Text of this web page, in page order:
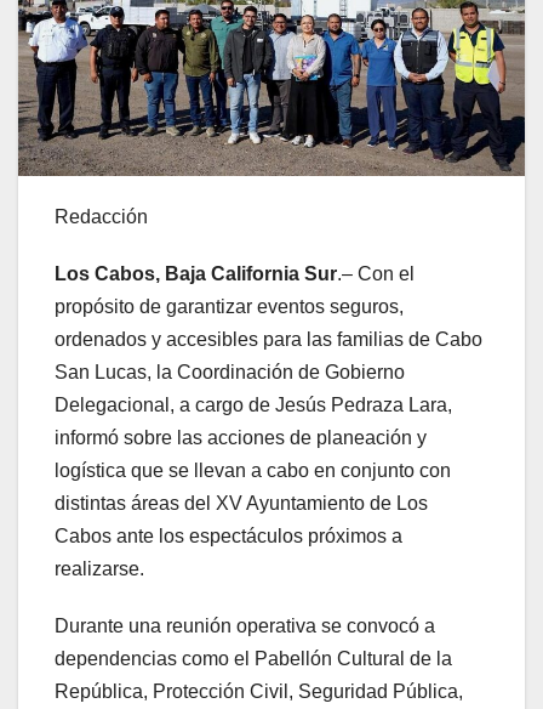
Redacción
Los Cabos, Baja California Sur.– Con el
propósito de garantizar eventos seguros,
ordenados y accesibles para las familias de Cabo
San Lucas, la Coordinación de Gobierno
Delegacional, a cargo de Jesús Pedraza Lara,
informó sobre las acciones de planeación y
logística que se llevan a cabo en conjunto con
distintas áreas del XV Ayuntamiento de Los
Cabos ante los espectáculos próximos a
realizarse.
Durante una reunión operativa se convocó a
dependencias como el Pabellón Cultural de la
República, Protección Civil, Seguridad Pública,